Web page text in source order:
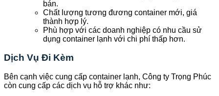
bán.
Chất lượng tương đương container mới, giá
thành hợp lý.
Phù hợp với các doanh nghiệp có nhu cầu sử
dụng container lạnh với chi phí thấp hơn.
Dịch Vụ Đi Kèm
Bên cạnh việc cung cấp container lạnh, Công ty Trọng Phúc
còn cung cấp các dịch vụ hỗ trợ khác như: